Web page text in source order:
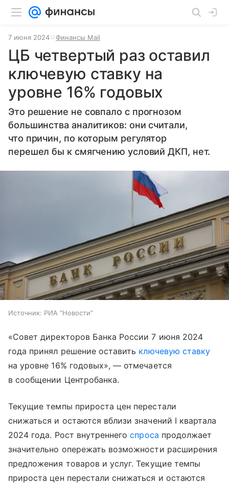
7 июня 2024 Финансы Mail
ЦБ четвертый раз оставил
ключевую ставку на
уровне 16% годовых
Это решение не совпало с прогнозом
большинства аналитиков: они считали,
что причин, по которым регулятор
перешел бы к смягчению условий ДКП, нет.
Источник: РИА "Новости"
«Совет директоров Банка России 7 июня 2024
года принял решение оставить ключевую ставку
на уровне 16% годовых», — отмечается
в сообщении Центробанка.
Текущие темпы прироста цен перестали
снижаться и остаются вблизи значений I квартала
2024 года. Рост внутреннегоспроса продолжает
значительно опережать возможности расширения
предложения товаров и услуг. Текущие темпы
прироста цен перестали снижаться и остаются